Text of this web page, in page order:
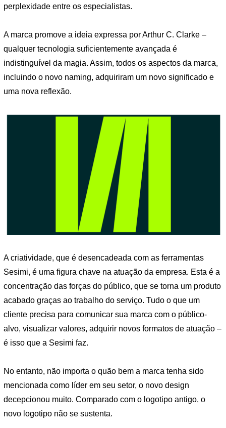
perplexidade entre os especialistas.
A marca promove a ideia expressa por Arthur C. Clarke –
qualquer tecnologia suficientemente avançada é
indistinguível da magia. Assim, todos os aspectos da marca,
incluindo o novo naming, adquiriram um novo significado e
uma nova reflexão.
A criatividade, que é desencadeada com as ferramentas
Sesimi, é uma figura chave na atuação da empresa. Esta é a
concentração das forças do público, que se torna um produto
acabado graças ao trabalho do serviço. Tudo o que um
cliente precisa para comunicar sua marca com o público-
alvo, visualizar valores, adquirir novos formatos de atuação –
é isso que a Sesimi faz.
No entanto, não importa o quão bem a marca tenha sido
mencionada como líder em seu setor, o novo design
decepcionou muito. Comparado com o logotipo antigo, o
novo logotipo não se sustenta.